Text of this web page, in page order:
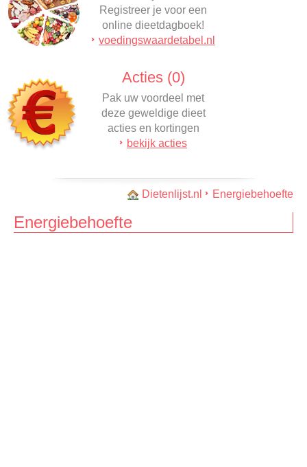
Registreer je voor een
online dieetdagboek!
voedingswaardetabel.nl
Acties (0)
Pak uw voordeel met
deze geweldige dieet
acties en kortingen
bekijk acties
Dietenlijst.nl Energiebehoefte
Energiebehoefte